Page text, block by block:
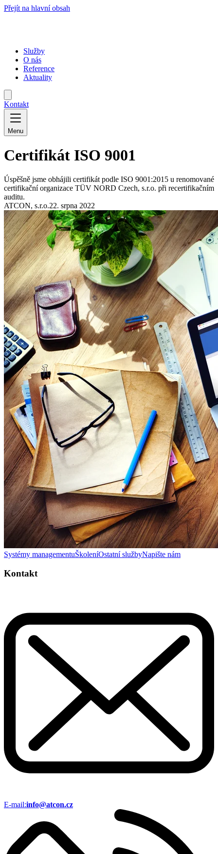
Přejít na hlavní obsah
Služby
O nás
Reference
Aktuality
Kontakt
Menu
Certifikát ISO 9001
Úspěšně jsme obhájili certifikát podle ISO 9001:2015 u renomované
certifikační organizace TÜV NORD Czech, s.r.o. při recertifikačním
auditu.
ATCON, s.r.o.22. srpna 2022
Systémy managementuŠkoleníOstatní službyNapište nám
Kontakt
E-mail:info@atcon.cz